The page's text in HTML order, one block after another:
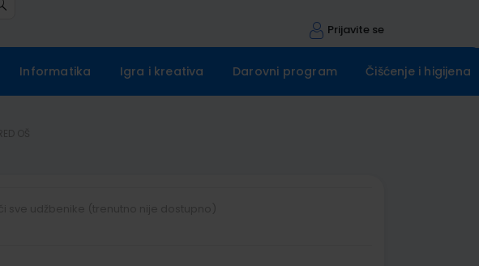
Prijavite se
Informatika Igra i kreativa Darovni program Čišćenje i higijena